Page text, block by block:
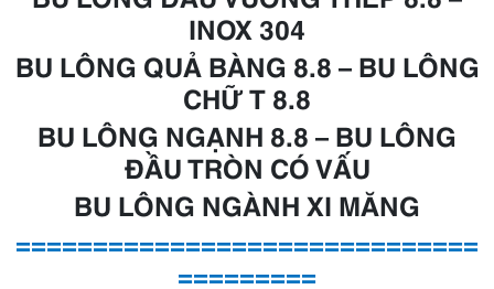
INOX 304
BU LÔNG QUẢ BÀNG 8.8 – BU LÔNG
CHỮ T 8.8
BU LÔNG NGẠNH 8.8 – BU LÔNG
ĐẦU TRÒN CÓ VẤU
BU LÔNG NGÀNH XI MĂNG
==============================
=========